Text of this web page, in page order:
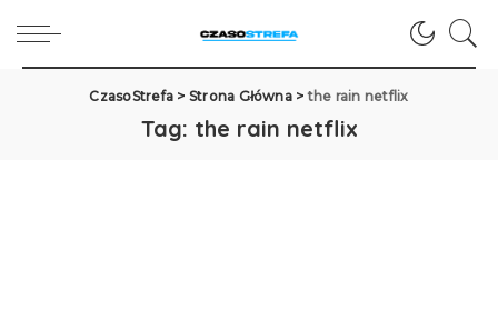
CzasoStrefa > Strona Główna>the rain netflix
Tag: the rain netflix